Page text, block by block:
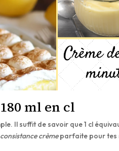
ml en cl
Il suffit de savoir que 1 cl
consistance crèmeparfaite pour tes